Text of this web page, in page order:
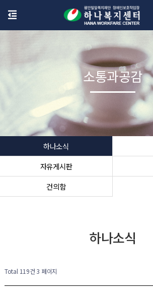
하나소식
자유게시판
건의함
소통과공감
하나소식
Total 119건 3 페이지